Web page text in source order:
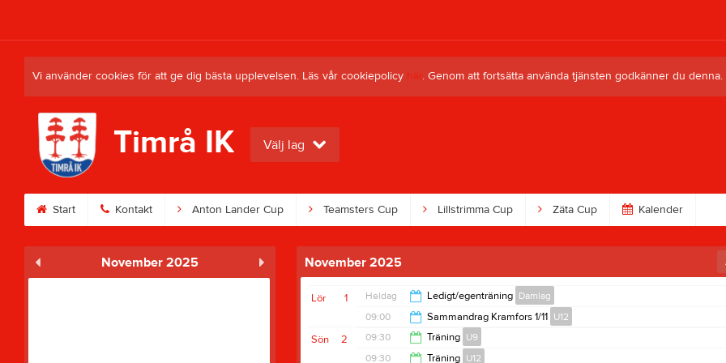
Vi använder cookies för att ge dig bästa upplevelsen. Läs vår cookiepolicy här. Genom att fortsätta använda tjänsten godkänner du denna.
Timrå IK Välj lag
Start Kontakt Anton Lander Cup Teamsters Cup Lillstrimma Cup Zäta Cup Kalender
November 2025 November 2025
1
Lör Heldag Ledigt/egenträning Damlag
09:00
Sammandrag Kramfors 1/11 U12
15:00
2
Sön 09:30 Träning U9
09:30 Träning U12